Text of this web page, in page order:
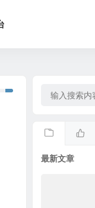
最新文章